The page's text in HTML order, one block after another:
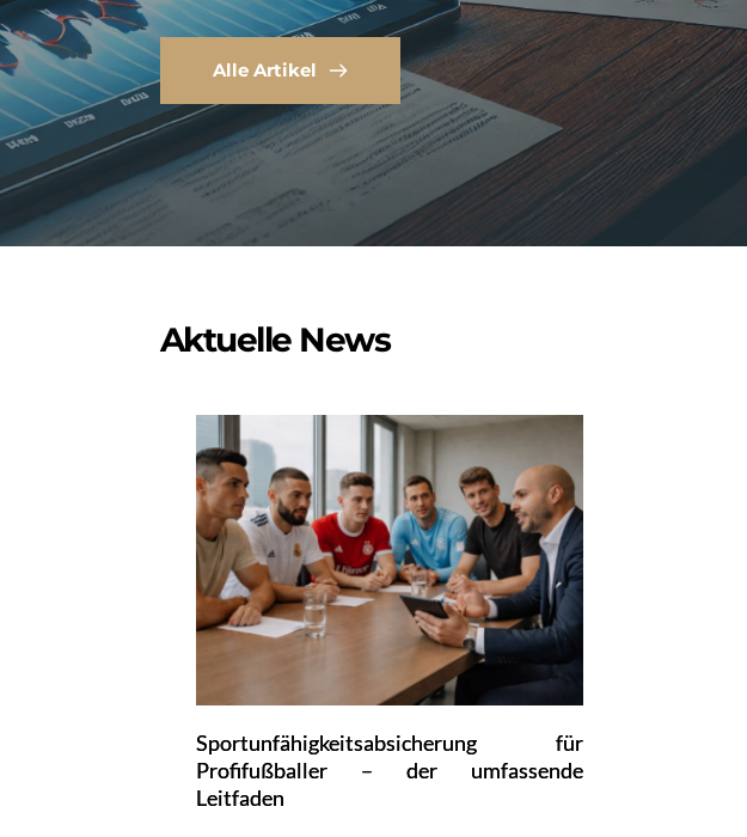
Alle Artikel
Aktuelle News
Sportunfähigkeitsabsicherung für
Profifußballer – der umfassende
Leitfaden